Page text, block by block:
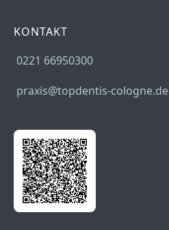
KONTAKT
0221 66950300
praxis@topdentis-cologne.de